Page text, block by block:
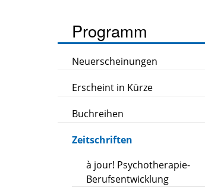
Programm
Neuerscheinungen
Erscheint in Kürze
Buchreihen
Zeitschriften
à jour! Psychotherapie-
Berufsentwicklung